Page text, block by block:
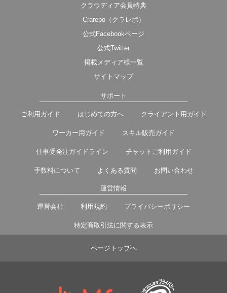
クラウディア会員特典
Crarepo（クラレポ）
公式Facebookページ
公式Twitter
掲載メディア様一覧
サイトマップ
サポート
ご利用ガイド はじめての方へ クライアント用ガイド
ワーカー用ガイド スキル販売ガイド
仕事受発注ガイドライン チャットご利用ガイド
手数料について よくある質問 お問い合わせ
運営情報
運営会社 利用規約 プライバシーポリシー
特定商取引法に関する表示
ページトップヘ